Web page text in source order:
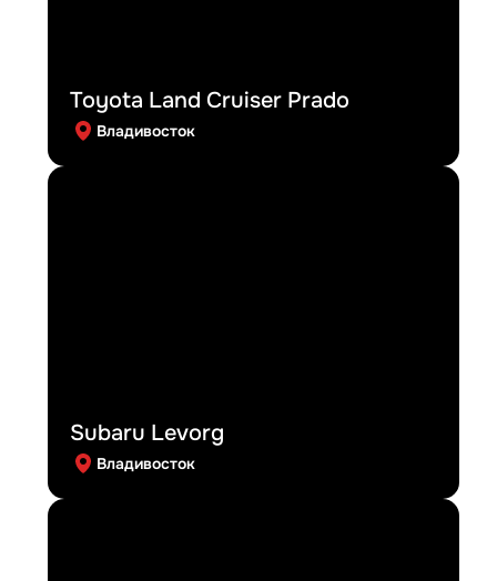
Toyota Land Cruiser Prado
Владивосток
Subaru Levorg
Владивосток